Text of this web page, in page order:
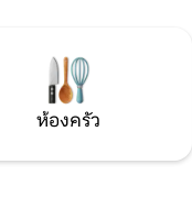
สเตรีย เหมาะสำหรับการพั
ยุดแบบเคลื่อนไหว
ห้องครัว